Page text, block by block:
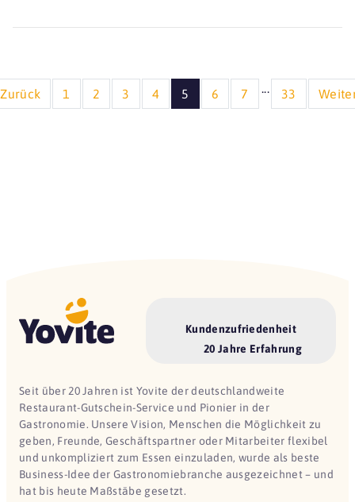
Zurück 1 2 3 4 5 6 7 33
Kundenzufriedenheit
20 Jahre Erfahrung
Seit über 20 Jahren ist Yovite der deutschlandweite
Restaurant-Gutschein-Service und Pionier in der
Gastronomie. Unsere Vision, Menschen die Möglichkeit zu
geben, Freunde, Geschäftspartner oder Mitarbeiter flexibel
und unkompliziert zum Essen einzuladen, wurde als beste
Business-Idee der Gastronomiebranche ausgezeichnet – und
hat bis heute Maßstäbe gesetzt.